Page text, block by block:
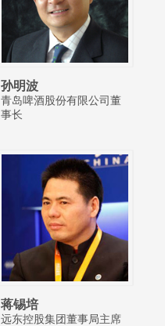
孙明波
青岛啤酒股份有限公司董
事长
蒋锡培
远东控股集团董事局主席